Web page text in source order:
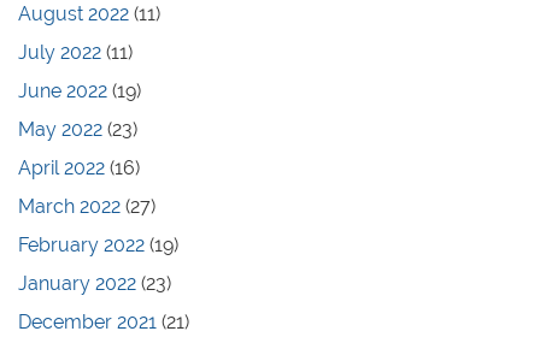
August 2022 (11)
July 2022 (11)
June 2022 (19)
May 2022 (23)
April 2022 (16)
March 2022 (27)
February 2022 (19)
January 2022 (23)
December 2021 (21)